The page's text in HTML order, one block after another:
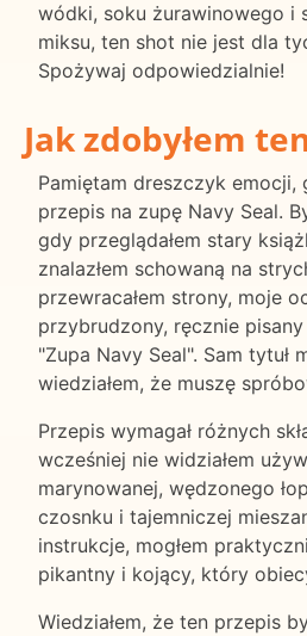
wódki, soku żurawinowego i
miksu, ten shot nie jest dla
Spożywaj odpowiedzialnie!
Jak zdobyłem
Pamiętam dreszczyk emocji,
przepis na zupę Navy Seal.
gdy przeglądałem stary
znalazłem schowaną na
przewracałem strony, moje
przybrudzony, ręcznie
"Zupa Navy Seal". Sam tytuł
wiedziałem, że muszę
Przepis wymagał różnych
wcześniej nie widziałem
marynowanej, wędzonego
czosnku i tajemniczej
instrukcje, mogłem
pikantny i kojący, który
Wiedziałem, że ten przepis